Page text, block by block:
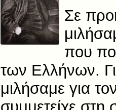
Σε
που
των Ελλήνων.
μιλήσαμε για